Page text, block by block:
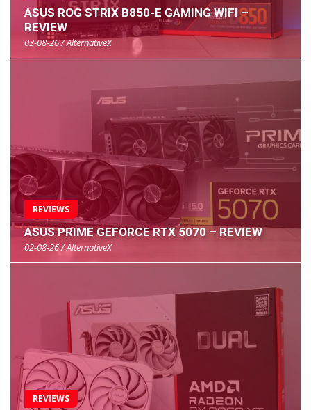
ASUS ROG STRIX B850-E GAMING WIFI –
REVIEW
03-08-26 / AlternativeX
REVIEWS
ASUS PRIME GEFORCE RTX 5070 – REVIEW
02-08-26 / AlternativeX
REVIEWS